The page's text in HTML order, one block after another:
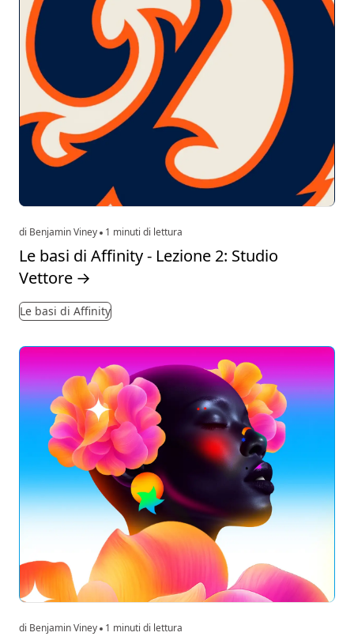
di Benjamin Viney 1 minuti di lettura
Le basi di Affinity - Lezione 2: Studio
Vettore →
Le basi di Affinity
di Benjamin Viney 1 minuti di lettura